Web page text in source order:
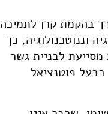
בהקמת קרן לתמיכה
וננוטכנולוגיה, כך
לבניית גשר
פוטנציאל